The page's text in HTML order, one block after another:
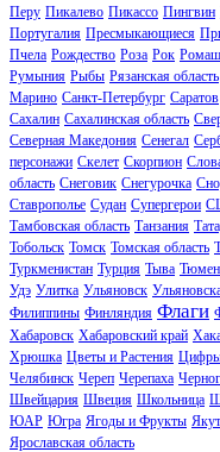
Перу Пикалево Пикассо Пингвин
Португалия Пресмыкающиеся
Пчела Рождество Роза Рок
Румыния Рыбы Рязанская область
Марино Санкт-Петербург Саратов
Сахалин Сахалинская область
Северная Македония Сенегал
персонажи Скелет Скорпион
область Снеговик Снегурочка
Ставрополье Судан Супергерои
Тамбовская область Танзания
Тобольск Томск Томская область
Туркменистан Турция Тыва
Удэ Улитка Ульяновск
Филиппины Финляндия Флаги
Хабаровск Хабаровский край
Хрюшка Цветы и Растения
Челябинск Череп Черепаха
Швейцария Швеция Школьница
ЮАР Югра Ягоды и Фрукты
Ярославская область